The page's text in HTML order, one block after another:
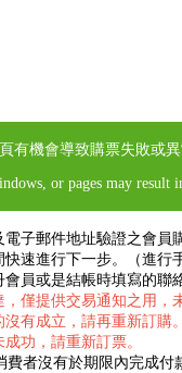
有機會導致購票失敗或異
or pages may result
子郵件地址驗證之會員
速進行下一步。（進行
員或是結帳時填寫的聯
僅提供交易通知之用
有成立，請再重新訂
功，請重新訂票。
者沒有於期限內完成付